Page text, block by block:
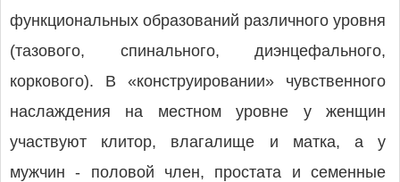
функциональных образований различного уровня
(тазового, спинального, диэнцефального,
коркового). В «конструировании» чувственного
наслаждения на местном уровне у женщин
участвуют клитор, влагалище и матка, а у
мужчин - половой член, простата и семенные